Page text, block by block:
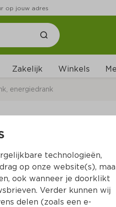
op jouw adres
Zakelijk Winkels
energiedrank
Rehab peach
(per liter €5.38)
technologieën,
op onze website(s),
ook wanneer je doorklikt
Verder kunnen wij
delen (zoals een e-